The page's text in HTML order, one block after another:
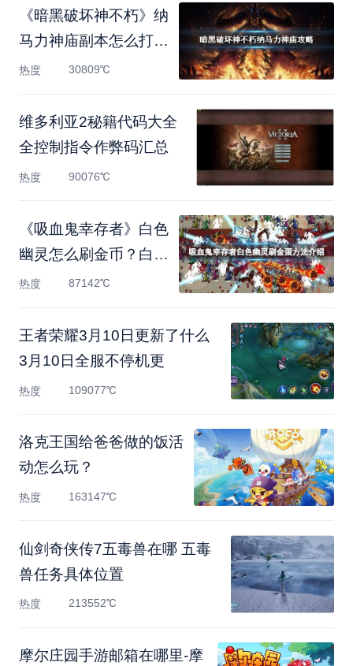
《暗黑破坏神不朽》纳
马力神庙副本怎么打？
国
热度 30809℃
维多利亚2秘籍代码大全
全控制指令作弊码汇总
热度 90076℃
《吸血鬼幸存者》白色
幽灵怎么刷金币？白色
幽
热度 87142℃
王者荣耀3月10日更新了什么
3月10日全服不停机更
热度 109077℃
洛克王国给爸爸做的饭活
动怎么玩？
热度 163147℃
仙剑奇侠传7五毒兽在哪 五毒
兽任务具体位置
热度 213552℃
摩尔庄园手游邮箱在哪里-摩